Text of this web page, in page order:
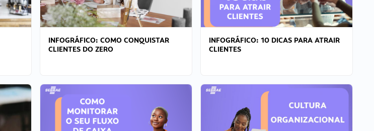
INFOGRÁFICO: COMO CONQUISTAR
CLIENTES DO ZERO
INFOGRÁFICO: 10 DICAS PARA ATRAIR
CLIENTES